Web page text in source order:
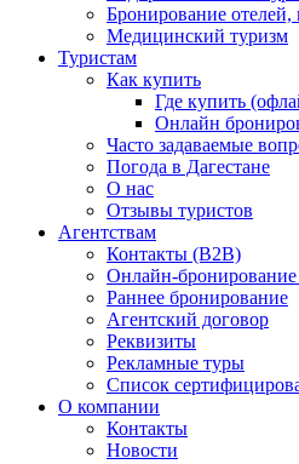
Бронирование отелей,
Медицинский туризм
Туристам
Как купить
Где купить
Онлайн
Часто задаваемые
Погода в Дагестане
О нас
Отзывы туристов
Агентствам
Контакты (B2B)
Онлайн-бронирование
Раннее бронирование
Агентский договор
Реквизиты
Рекламные туры
Список
О компании
Контакты
Новости